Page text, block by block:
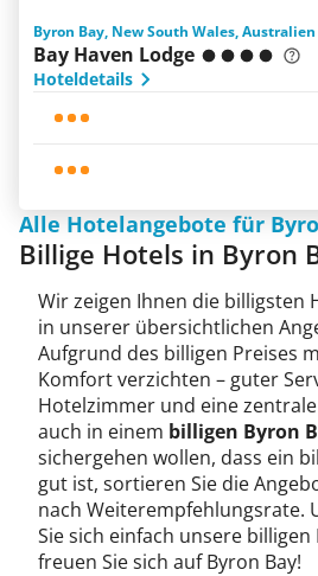
Byron Bay, New South Wales, Australien
Bay Haven Lodge
Hoteldetails
Alle Hotelangebote für
Billige Hotels in Byron
Wir zeigen Ihnen die billigsten
in unserer übersichtlichen
Aufgrund des billigen Preises
Komfort verzichten – guter
Hotelzimmer und eine
auch in einem billigen Byron
sichergehen wollen, dass ein
gut ist, sortieren Sie die
nach Weiterempfehlungsrate.
Sie sich einfach unsere
freuen Sie sich auf Byron Bay!